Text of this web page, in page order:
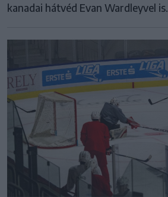
kanadai hátvéd Evan Wardleyvel is.